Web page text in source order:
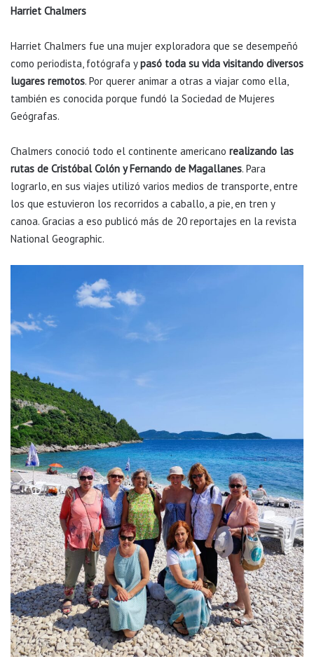
Harriet Chalmers
Harriet Chalmers fue una mujer exploradora que se desempeñó
como periodista, fotógrafa ypasó toda su vida visitando diversos
lugares remotos. Por querer animar a otras a viajar como ella,
también es conocida porque fundó la Sociedad de Mujeres
Geógrafas.
Chalmers conoció todo el continente americano realizando las
rutas de Cristóbal Colón y Fernando de Magallanes. Para
lograrlo, en sus viajes utilizó varios medios de transporte, entre
los que estuvieron los recorridos a caballo, a pie, en tren y
canoa. Gracias a eso publicó más de 20 reportajes en la revista
National Geographic.